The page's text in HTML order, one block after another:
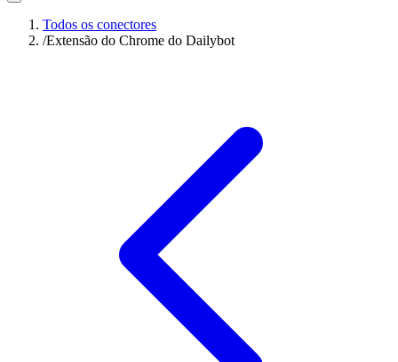
Todos os conectores
/Extensão do Chrome do Dailybot